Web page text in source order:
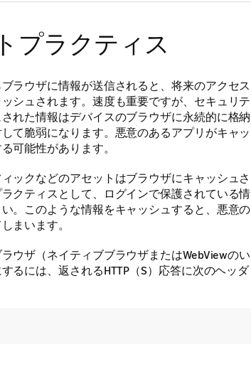
プラクティス
ラウザに情報が送信されると、将来のアクセス
シュされます。速度も重要ですが、セキュリテ
れた情報はデバイスのブラウザに永続的に格納
て脆弱になります。悪意のあるアプリがキャッ
可能性があります。
ックなどのアセットはブラウザにキャッシュさ
クティスとして、ログインで保護されている情
。このような情報をキャッシュすると、悪意の
まいます。
ウザ（ネイティブブラウザまたはWebViewのい
るには、返されるHTTP（S）応答に次のヘッダ